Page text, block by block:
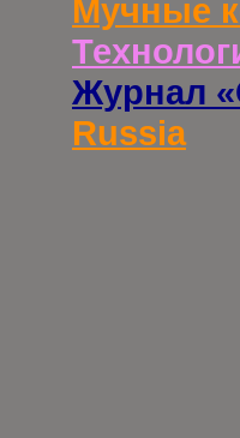
Мучные
Журнал
Russia